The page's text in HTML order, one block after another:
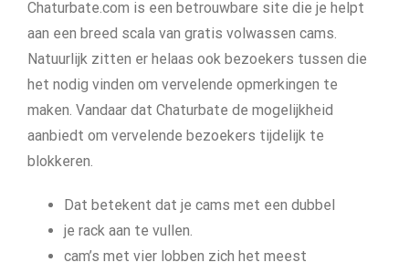
Chaturbate.com is een betrouwbare site die je helpt
aan een breed scala van gratis volwassen cams.
Natuurlijk zitten er helaas ook bezoekers tussen die
het nodig vinden om vervelende opmerkingen te
maken. Vandaar dat Chaturbate de mogelijkheid
aanbiedt om vervelende bezoekers tijdelijk te
blokkeren.
Dat betekent dat je cams met een dubbel
je rack aan te vullen.
cam’s met vier lobben zich het meest